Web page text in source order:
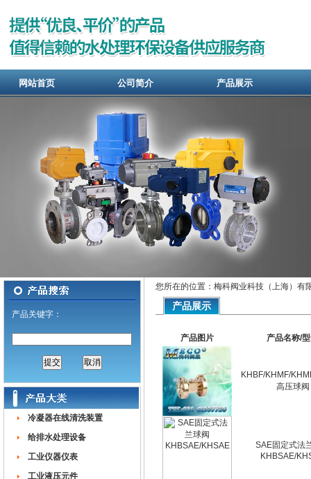
网站首页 公司简介 产品展示
产品关键字：
冷凝器在线清洗装置
给排水处理设备
工业仪器仪表
工业液压元件
您所在的位置：梅科阀业科技（上海）有
产品展示
产品图片 产品名称/
KHBF/KHMF/
高压球阀
SAE固定式法
KHBSAE/